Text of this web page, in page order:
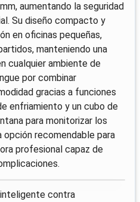
aumentando la seguridad
Su diseño compacto y
en oficinas pequeñas,
manteniendo una
cualquier ambiente de
por combinar
gracias a funciones
enfriamiento y un cubo de
para monitorizar los
opción recomendable para
profesional capaz de
contra